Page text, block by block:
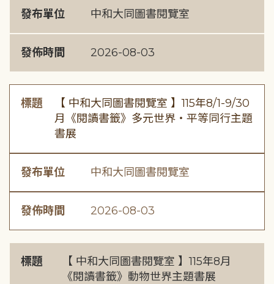
發布單位 中和大同圖書閱覽室
發佈時間 2026-08-03
標題
【 中和大同圖書閱覽室 】115年8/1-9/30
月《閱讀書籤》多元世界・平等同行主題
書展
發布單位 中和大同圖書閱覽室
發佈時間 2026-08-03
標題
【 中和大同圖書閱覽室 】115年8月
《閱讀書籤》動物世界主題書展